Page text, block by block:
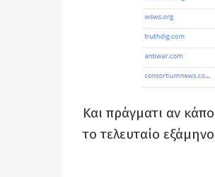
Και πράγματι αν
το τελευταίο